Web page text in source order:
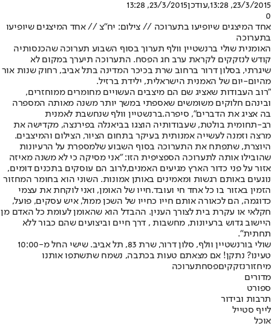
23/3/2015, 13:28
,עודכן23/3/2015, 13:28
0
אחד המיצגים שיופיעו בתערוכה // צילום: יח"צ // אחד המיצגים שיופיעו
בתערוכה
האומנית שולי ברנשטיין וולף תערוך בסוף השבוע תערוכה שהכנסותיה
קודש לנזקקים לקראת ערב חג הפסח. התערוכה תיערך במקום לא
שיגרתי, בסלון דרור ברחוב שרת בכיכר המדינה בתל אביב, רחוק שנות אור
מהיום-יום של האמנית הישראלית, ילידת ברזיל.
"רוב העבודות שאציג שם הם מיצבים העשויים מחומרים ממוחזרים,
ובינהם חלוקים משומשים שאספתי במשך יותר משנה מאותה המספרה
בה אציג את הדברים", סיפרה.ברנשטיין וולף שנחשבת לאמנית
רב-תחומית בולטת, שעבודותיה הוצגו בביאנלה בפירנצה, מקדישה את
מרצה וזמנה לעשייה אמנותית בעיקר בתחום הציור, הצילום והמיצבים.
היוצרת, שתפתח את התערוכה בסוף השבוע שלמספרת על הרעיונות
שהובילו אותה לתערוכה הספציפית הזו: "אני מסיקה כי לא משנה מאיזה
אזור על פני כדור הארץ מגיעים האמנים,לרוב הם עוסקים בתכנים דומים,
נוגעים באותם רגשות ומאמינים באותן אמונות. השוני הוא בחומר המחזור
הזמין באזור בו כל אחד חי ועובד.חייו של האומן, ואני לוקחת את עצמי
כדוגמה, הם לכאורה אותם חייו כחייו של השכן ממול, איש עסקים, פועל,
חקלאי או עקרת בית לצורך הענין. ההבדל הוא שהאומן לעומת כל האדם מן
היישוב גדוש ברעיונות, מחשבות , דרך חיים וביצועים שהם כבור ללא
תחתית".
שולי בורנשטיין וולף, סלון דרור, שרת 83, תל אביב. שישי החל מ-10:00
טעינו? נתקן! אם מצאתם טעות בכתבה, נשמח שתשתפו אותנו
מיחזורנזקקיםפסחתערוכה
מדורים
ספורט
תרבות ובידור
לייף סטייל
אוכל